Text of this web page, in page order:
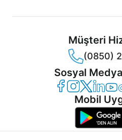
Müşteri
(0850)
Sosyal
Casper Facebook
CasperCasperCasper
Mobil